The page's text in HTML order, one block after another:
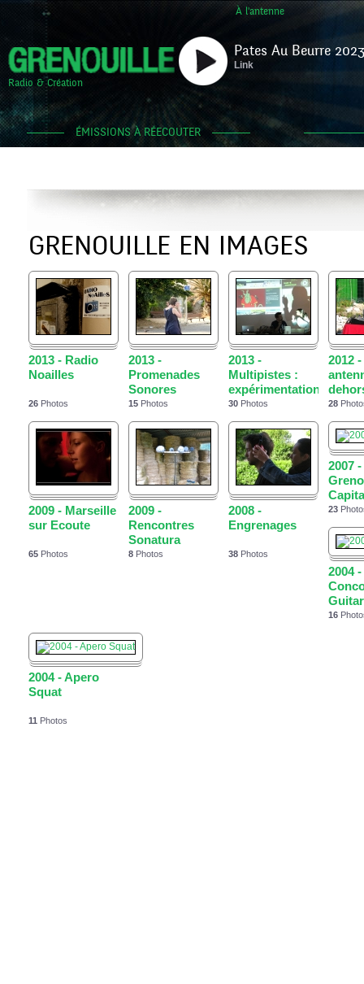
À l'antenne
Radio & Création
Pates Au Beurre
Link
ÉMISSIONS À RÉECOUTER
GRENOUILLE EN IMAGES
2013 - Radio
Noailles
26 Photos
2013 -
Promenades
Sonores
15 Photos
2013 -
Multipistes :
expérimentations...
30 Photos
2012
28
2009 - Marseille
sur Ecoute
65 Photos
2009 -
Rencontres
Sonatura
8 Photos
2008 -
Engrenages
38 Photos
2007 -
23
2004 -
Guitar
16
2004 - Apero
Squat
11 Photos